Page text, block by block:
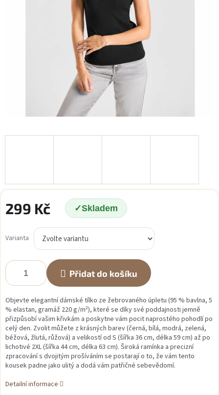
299 Kč Skladem
cena:
Varianta
Přidat do košíku
Objevte elegantní dámské tílko ze žebrovaného úpletu (95 % bavlna, 5
% elastan, gramáž 220 g/m²), které se díky své poddajnosti jemně
přizpůsobí vašim křivkám a poskytne vám pocit naprostého pohodlí po
celý den. Zvolit můžete z krásných barev (černá, bílá, modrá, zelená,
béžová, žlutá, růžová) a velikostí od S (šířka 36 cm, délka 59 cm) až po
lichotivé 2XL (šířka 44 cm, délka 63 cm). Široká ramínka a precizní
zpracování s dvojitým prošíváním se postarají o to, že vám tento
kousek padne jako ulitý a dodá vám patřičné sebevědomí.
Detailní informace